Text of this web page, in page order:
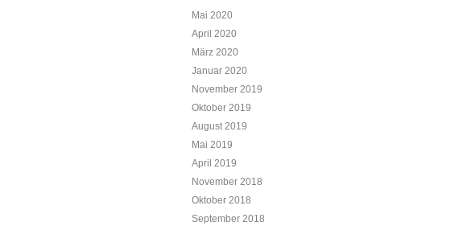
Mai 2020
April 2020
März 2020
Januar 2020
November 2019
Oktober 2019
August 2019
Mai 2019
April 2019
November 2018
Oktober 2018
September 2018